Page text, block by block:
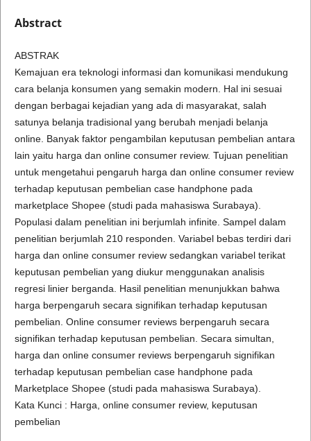
Abstract
ABSTRAK
Kemajuan era teknologi informasi dan komunikasi mendukung
cara belanja konsumen yang semakin modern. Hal ini sesuai
dengan berbagai kejadian yang ada di masyarakat, salah
satunya belanja tradisional yang berubah menjadi belanja
online. Banyak faktor pengambilan keputusan pembelian antara
lain yaitu harga dan online consumer review. Tujuan penelitian
untuk mengetahui pengaruh harga dan online consumer review
terhadap keputusan pembelian case handphone pada
marketplace Shopee (studi pada mahasiswa Surabaya).
Populasi dalam penelitian ini berjumlah infinite. Sampel dalam
penelitian berjumlah 210 responden. Variabel bebas terdiri dari
harga dan online consumer review sedangkan variabel terikat
keputusan pembelian yang diukur menggunakan analisis
regresi linier berganda. Hasil penelitian menunjukkan bahwa
harga berpengaruh secara signifikan terhadap keputusan
pembelian. Online consumer reviews berpengaruh secara
signifikan terhadap keputusan pembelian. Secara simultan,
harga dan online consumer reviews berpengaruh signifikan
terhadap keputusan pembelian case handphone pada
Marketplace Shopee (studi pada mahasiswa Surabaya).
Kata Kunci : Harga, online consumer review, keputusan
pembelian